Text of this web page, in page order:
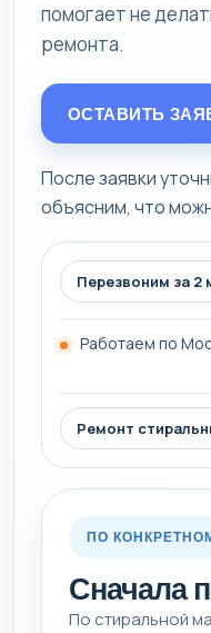
помогает не
ремонта.
ОСТАВИТЬ
После заявки
объясним, что
Перезвоним за 2
Работаем по
Ремонт
ПО
Сначала
По стиральной